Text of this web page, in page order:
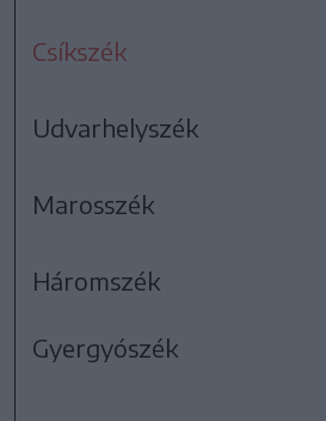
Csíkszék
Udvarhelyszék
Marosszék
Háromszék
Gyergyószék